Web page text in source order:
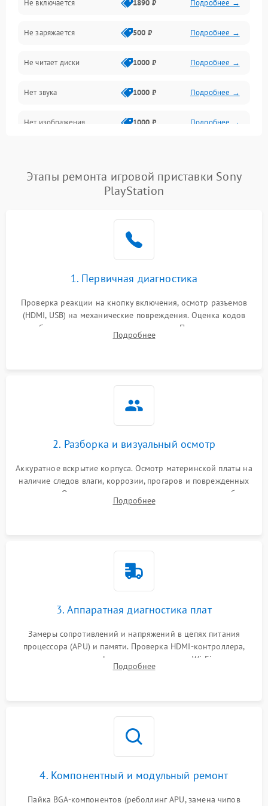
Сеть и онлайн
Геймпады и аксессуары
Разъёмы и корпус
Питание и электрика
Перегрев и охлаждение
Изображение
Не включается 1890 ₽ Подробнее →
Не заряжается 500 ₽ Подробнее →
Не читает диски 1000 ₽ Подробнее →
Нет звука 1000 ₽ Подробнее →
Нет изображения 1000 ₽ Подробнее →
Этапы ремонта игровой приставки Sony
PlayStation
1. Первичная диагностика
Проверка реакции на кнопку включения, осмотр разъемов
(HDMI, USB) на механические повреждения. Оценка кодов
ошибок на экране или по индикаторам. Проверка чтения
дисков, работы геймпадов и наличия гарантийных пломб.
Подробнее
2. Разборка и визуальный осмотр
Аккуратное вскрытие корпуса. Осмотр материнской платы на
наличие следов влаги, коррозии, прогаров и поврежденных
элементов. Оценка состояния системы охлаждения, турбины
кулера и степени загрязнения радиатора пылью.
Подробнее
3. Аппаратная диагностика плат
Замеры сопротивлений и напряжений в цепях питания
процессора (APU) и памяти. Проверка HDMI-контроллера,
микросхем флеш-памяти и модуля Wi-Fi
Подробнее
4. Компонентный и модульный ремонт
Пайка BGA-компонентов (реболлинг APU, замена чипов